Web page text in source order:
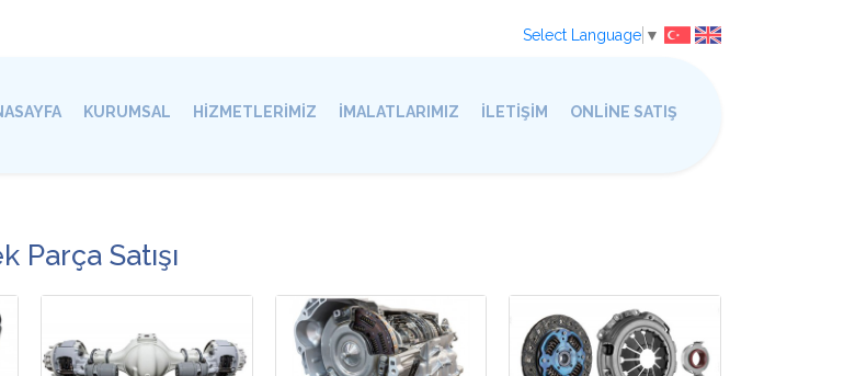
Select Language ▼
KURUMSAL HİZMETLERİMİZ İMALATLARIMIZ İLETİŞİM ONLİNE SATIŞ
Parça Satışı